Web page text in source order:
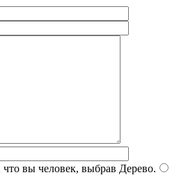
вы человек, выбрав Дерево.